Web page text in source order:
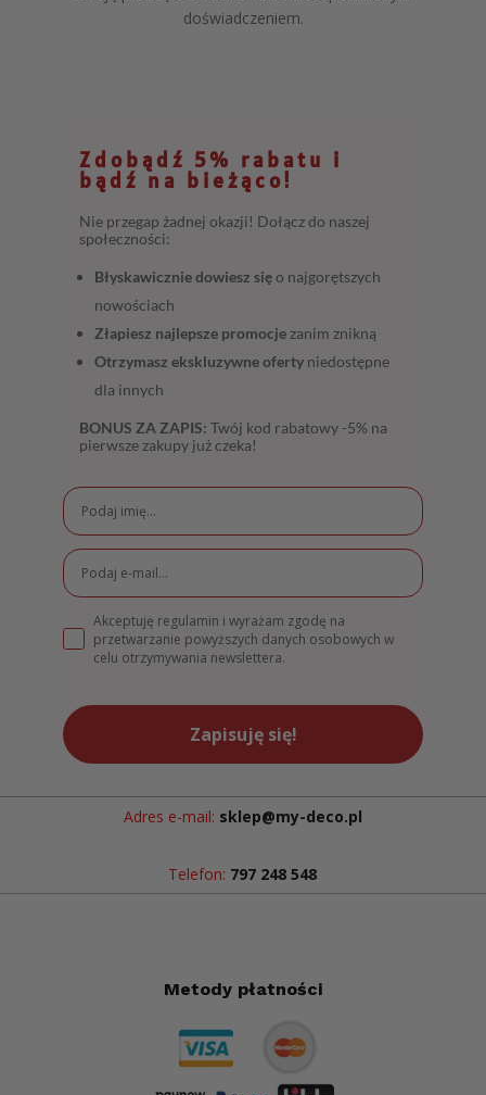
doświadczeniem.
Zdobądź 5% rabatu i
bądź na bieżąco!
Nie przegap żadnej okazji! Dołącz do naszej
społeczności:
Błyskawicznie dowiesz sięo najgorętszych
nowościach
Złapiesz najlepsze promocjezanim znikną
Otrzymasz ekskluzywne oferty niedostępne
dla innych
BONUS ZA ZAPIS: Twój kod rabatowy -5% na
pierwsze zakupy już czeka!
Akceptuję regulamin i wyrażam zgodę na
przetwarzanie powyższych danych osobowych w
celu otrzymywania newslettera.
Zapisuję się!
Adres e-mail: sklep@my-deco.pl
Telefon: 797 248 548
Metody płatności